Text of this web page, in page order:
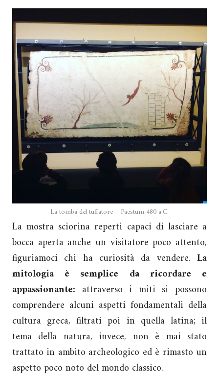
La tomba del tuffatore – Paestum 480 a.C.
La mostra sciorina reperti capaci di lasciare a
bocca aperta anche un visitatore poco attento,
figuriamoci chi ha curiosità da vendere. La
mitologia è semplice da ricordare e
appassionante: attraverso i miti si possono
comprendere alcuni aspetti fondamentali della
cultura greca, filtrati poi in quella latina; il
tema della natura, invece, non è mai stato
trattato in ambito archeologico ed è rimasto un
aspetto poco noto del mondo classico.